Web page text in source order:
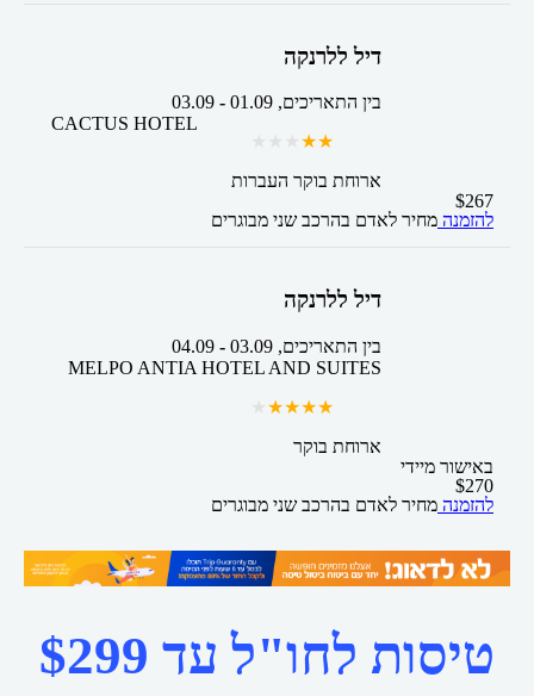
דיל ללרנקה
בין התאריכים, -
03.09
CACTUS HOTEL
ארוחת בוקר העברות
$267
להזמנה מחיר לאדם בהרכב שני מבוגרים
דיל ללרנקה
בין התאריכים, -
04.09
MELPO ANTIA HOTEL AND SUITES
ארוחת בוקר
באישור מיידי
$270
להזמנה מחיר לאדם בהרכב שני מבוגרים
טיסות לחו"ל עד $299